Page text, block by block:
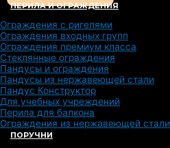
ПЕРИЛА И ОГРАЖДЕНИЯ
Ограждения с ригелями
Ограждения входных групп
Ограждения премиум класса
Стеклянные ограждения
Пандусы и ограждения
Пандусы из нержавеющей стали
Пандус Конструктор
Для учебных учреждений
Перила для балкона
Ограждения из нержавеющей стали
ПОРУЧНИ